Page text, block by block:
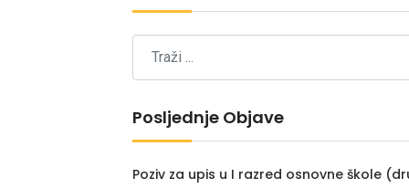
Posljednje Objave
Poziv za upis u I razred osnovne škole